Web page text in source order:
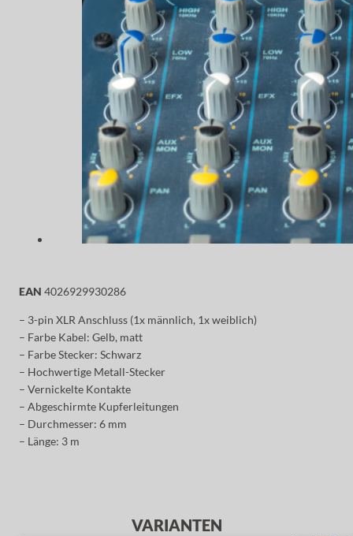
EAN 4026929930286
– 3-pin XLR Anschluss (1x männlich, 1x weiblich)
– Farbe Kabel: Gelb, matt
– Farbe Stecker: Schwarz
– Hochwertige Metall-Stecker
– Vernickelte Kontakte
– Abgeschirmte Kupferleitungen
– Durchmesser: 6 mm
– Länge: 3 m
VARIANTEN